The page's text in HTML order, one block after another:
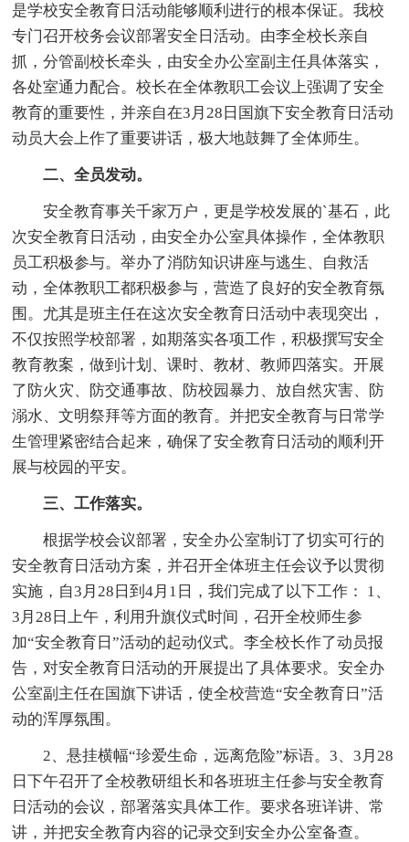
是学校安全教育日活动能够顺利进行的根本保证。我校
专门召开校务会议部署安全日活动。由李全校长亲自
抓，分管副校长牵头，由安全办公室副主任具体落实，
各处室通力配合。校长在全体教职工会议上强调了安全
教育的重要性，并亲自在3月28日国旗下安全教育日活动
动员大会上作了重要讲话，极大地鼓舞了全体师生。
二、全员发动。
安全教育事关千家万户，更是学校发展的`基石，此
次安全教育日活动，由安全办公室具体操作，全体教职
员工积极参与。举办了消防知识讲座与逃生、自救活
动，全体教职工都积极参与，营造了良好的安全教育氛
围。尤其是班主任在这次安全教育日活动中表现突出，
不仅按照学校部署，如期落实各项工作，积极撰写安全
教育教案，做到计划、课时、教材、教师四落实。开展
了防火灾、防交通事故、防校园暴力、放自然灾害、防
溺水、文明祭拜等方面的教育。并把安全教育与日常学
生管理紧密结合起来，确保了安全教育日活动的顺利开
展与校园的平安。
三、工作落实。
根据学校会议部署，安全办公室制订了切实可行的
安全教育日活动方案，并召开全体班主任会议予以贯彻
实施，自3月28日到4月1日，我们完成了以下工作： 1、
3月28日上午，利用升旗仪式时间，召开全校师生参
加“安全教育日”活动的起动仪式。李全校长作了动员报
告，对安全教育日活动的开展提出了具体要求。安全办
公室副主任在国旗下讲话，使全校营造“安全教育日”活
动的浑厚氛围。
2、悬挂横幅“珍爱生命，远离危险”标语。3、3月28
日下午召开了全校教研组长和各班班主任参与安全教育
日活动的会议，部署落实具体工作。要求各班详讲、常
讲，并把安全教育内容的记录交到安全办公室备查。